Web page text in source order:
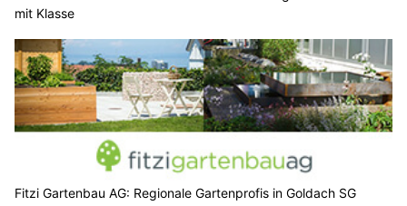
mit Klasse
Fitzi Gartenbau AG: Regionale Gartenprofis in Goldach SG